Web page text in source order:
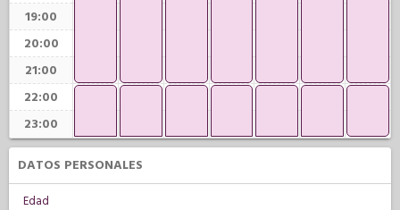
19:00
20:00
21:00
22:00
23:00
DATOS PERSONALES
Edad